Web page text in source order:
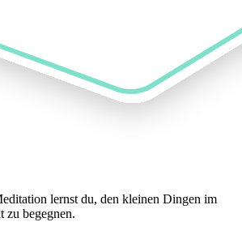
lernst du, den kleinen Dingen im
zu begegnen.